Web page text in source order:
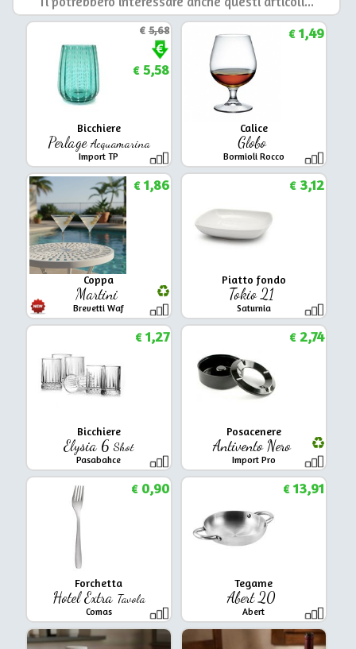
Bicchiere
Perlage Acquamarina
Import TP
€5,68
€5,58
Calice
Globo
Bormioli Rocco
€1,49
Coppa
Martini
Brevetti Waf
€1,86
Piatto fondo
Tokio 21
Saturnia
€3,12
Bicchiere
Elysia 6Shot
Pasabahce
€1,27
Posacenere
Antivento Nero
Import Pro
€2,74
Forchetta
Hotel Extra Tavola
Comas
€0,90
Tegame
Abert 20
Abert
€13,91